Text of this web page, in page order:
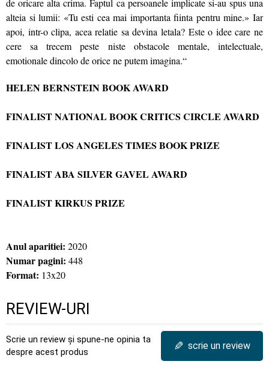
de oricare alta crima. Faptul ca persoanele implicate si-au spus una
alteia si lumii: «Tu esti cea mai importanta fiinta pentru mine.» Iar
apoi, intr-o clipa, acea relatie sa devina letala? Este o idee care ne
cere sa trecem peste niste obstacole mentale, intelectuale,
emotionale dincolo de orice ne putem imagina.“
HELEN BERNSTEIN BOOK AWARD
FINALIST NATIONAL BOOK CRITICS CIRCLE AWARD
FINALIST LOS ANGELES TIMES BOOK PRIZE
FINALIST ABA SILVER GAVEL AWARD
FINALIST KIRKUS PRIZE
Anul aparitiei: 2020
Numar pagini: 448
Format: 13x20
REVIEW-URI
Scrie un review și spune-ne opinia ta
despre acest produs
✎ scrie un review